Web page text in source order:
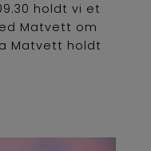
holdt vi et
Matvett om
Matvett holdt